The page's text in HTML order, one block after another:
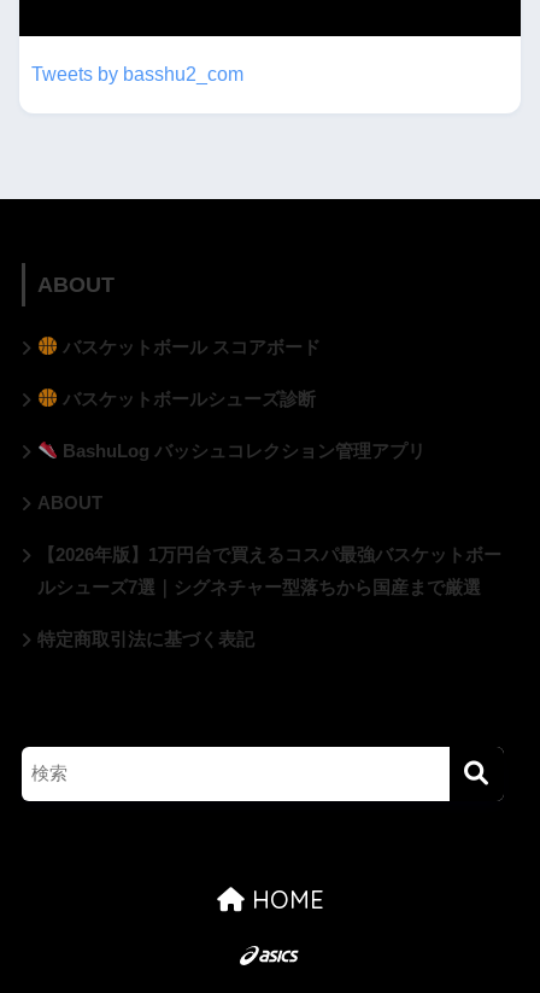
Tweets by basshu2_com
ABOUT
バスケットボール スコアボード
バスケットボールシューズ診断
BashuLog バッシュコレクション管理アプリ
ABOUT
【2026年版】1万円台で買えるコスパ最強バスケットボー
ルシューズ7選｜シグネチャー型落ちから国産まで厳選
特定商取引法に基づく表記
HOME